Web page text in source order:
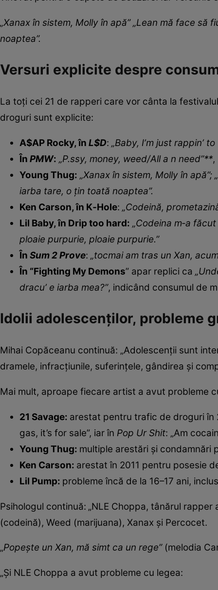
„Xanax în sistem, Molly în apă” „Lean mă face
noaptea”.
Versuri explicite despre
La toți cei 21 de rapperi care vor cânta la
droguri sunt explicite:
A$AP Rocky, în L$D: „Baby, I’m just rappin’ to
În PMW: „P.ssy, money, weed/All a n need”**,
Young Thug: „Xanax în sistem, Molly în
iarba tare, o țin toată noaptea”.
Ken Carson, în K‑Hole: „Codeină,
Lil Baby, în Drip too hard: „Codeina m‑a
ploaie purpurie, ploaie purpurie.”
În Sum 2 Prove: „tocmai am tras un Xan,
În “Fighting My Demons” apar replici ca
dracu’ e iarba mea?”, indicând consumul de
Idolii adolescenților, probleme
Mihai Copăceanu continuă: „Adolescenții sunt
dramele, infracțiunile, suferințele, gândirea și
Mai mult, aproape fiecare artist a avut probleme
21 Savage: arestat pentru trafic de droguri în
gas, it’s for sale”, iar în Pop Ur Shit: „Am
Young Thug: multiple arestări și condamnări
Ken Carson: arestat în 2011 pentru posesie
Lil Pump: probleme încă de la 16–17 ani,
Psihologul continuă: „NLE Choppa, tânărul
(codeină), Weed (marijuana), Xanax și Percocet.
„Popește un Xan, mă simt ca un rege”(melodia
„Și NLE Choppa a avut probleme cu legea: